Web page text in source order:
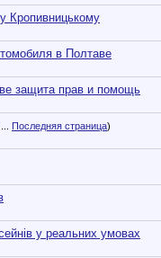
Кропивницькому
в Полтаве
защита прав и помощь
Последняя страница)
у реальних умовах